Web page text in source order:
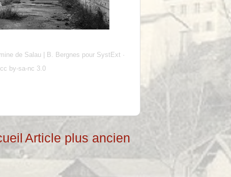
de Salau | B. Bergnes pour SystExt ·
by-sa-nc 3.0
Article plus ancien